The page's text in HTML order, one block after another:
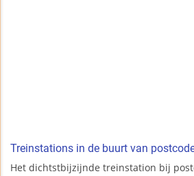
Treinstations in de buurt van
Het dichtstbijzijnde treinstation bij